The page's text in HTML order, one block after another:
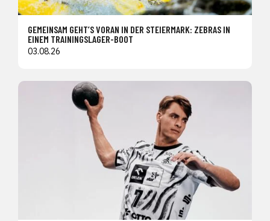
GEMEINSAM GEHT’S VORAN IN DER STEIERMARK: ZEBRAS IN
EINEM TRAININGSLAGER-BOOT
03.08.26